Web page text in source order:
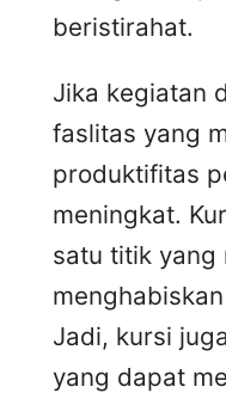
beristirahat.
Jika kegiatan
faslitas yang
produktifitas
meningkat.
satu titik yang
Jadi, kursi
yang dapat